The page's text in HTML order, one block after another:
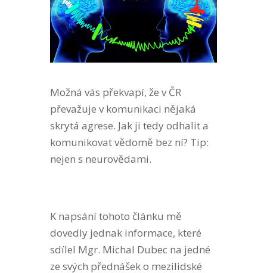
Možná vás překvapí, že v ČR
převažuje v komunikaci nějaká
skrytá agrese. Jak ji tedy odhalit a
komunikovat vědomě bez ní? Tip:
nejen s neurovědami.
K napsání tohoto článku mě
dovedly jednak informace, které
sdílel Mgr. Michal Dubec na jedné
ze svých přednášek o mezilidské